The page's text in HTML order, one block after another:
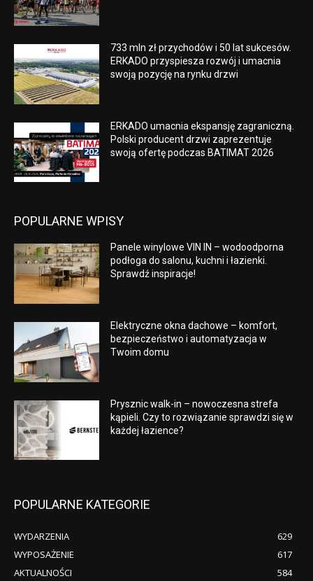
733 mln zł przychodów i 50 lat sukcesów.
ERKADO przyspiesza rozwój i umacnia
swoją pozycję na rynku drzwi
ERKADO umacnia ekspansję zagraniczną.
Polski producent drzwi zaprezentuje
swoją ofertę podczas BATIMAT 2026
POPULARNE WPISY
Panele winylowe VIN IN – wodoodporna
podłoga do salonu, kuchni i łazienki.
Sprawdź inspiracje!
Elektryczne okna dachowe – komfort,
bezpieczeństwo i automatyzacja w
Twoim domu
Prysznic walk-in – nowoczesna strefa
kąpieli. Czy to rozwiązanie sprawdzi się w
każdej łazience?
POPULARNE KATEGORIE
WYDARZENIA
629
WYPOSAŻENIE
617
AKTUALNOŚCI
584